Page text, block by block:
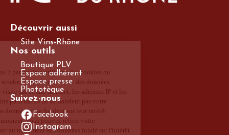
Découvrir aussi
Site Vins-Rhône
Nos outils
Boutique PLV
Espace adhérent
Espace presse
Phototèque
Suivez-nous
Facebook
Instagram